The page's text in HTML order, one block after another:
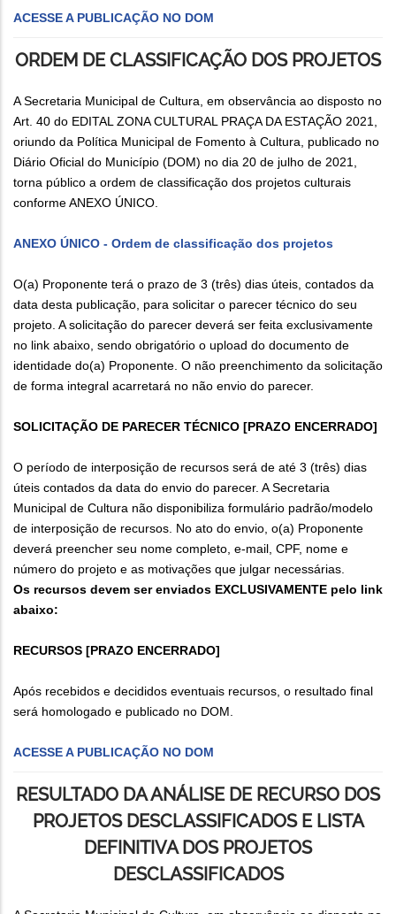
ACESSE A PUBLICAÇÃO NO DOM
ORDEM DE CLASSIFICAÇÃO DOS PROJETOS
A Secretaria Municipal de Cultura, em observância ao disposto no
Art. 40 do EDITAL ZONA CULTURAL PRAÇA DA ESTAÇÃO 2021,
oriundo da Política Municipal de Fomento à Cultura, publicado no
Diário Oficial do Município (DOM) no dia 20 de julho de 2021,
torna público a ordem de classificação dos projetos culturais
conforme ANEXO ÚNICO.
ANEXO ÚNICO - Ordem de classificação dos projetos
O(a) Proponente terá o prazo de 3 (três) dias úteis, contados da
data desta publicação, para solicitar o parecer técnico do seu
projeto. A solicitação do parecer deverá ser feita exclusivamente
no link abaixo, sendo obrigatório o upload do documento de
identidade do(a) Proponente. O não preenchimento da solicitação
de forma integral acarretará no não envio do parecer.
SOLICITAÇÃO DE PARECER TÉCNICO [PRAZO ENCERRADO]
O período de interposição de recursos será de até 3 (três) dias
úteis contados da data do envio do parecer. A Secretaria
Municipal de Cultura não disponibiliza formulário padrão/modelo
de interposição de recursos. No ato do envio, o(a) Proponente
deverá preencher seu nome completo, e-mail, CPF, nome e
número do projeto e as motivações que julgar necessárias.
Os recursos devem ser enviados EXCLUSIVAMENTE pelo link
abaixo:
RECURSOS [PRAZO ENCERRADO]
Após recebidos e decididos eventuais recursos, o resultado final
será homologado e publicado no DOM.
ACESSE A PUBLICAÇÃO NO DOM
RESULTADO DA ANÁLISE DE RECURSO DOS
PROJETOS DESCLASSIFICADOS E LISTA
DEFINITIVA DOS PROJETOS
DESCLASSIFICADOS